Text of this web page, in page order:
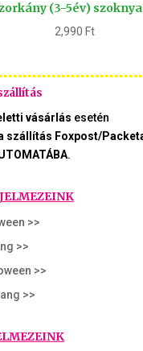
(3-5év)
2,990 Ft
vásárlás esetén
a szállítás Foxpost/
.
>>
>>
>>
>>